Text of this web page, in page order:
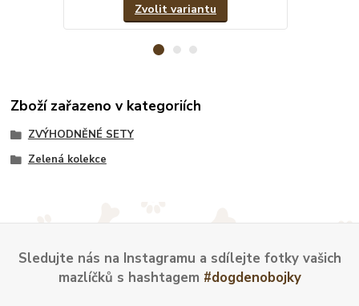
Zvolit variantu
Zboží zařazeno v kategoriích
ZVÝHODNĚNÉ SETY
Zelená kolekce
Sledujte nás na Instagramu a sdílejte fotky vašich
mazlíčků s hashtagem #dogdenobojky